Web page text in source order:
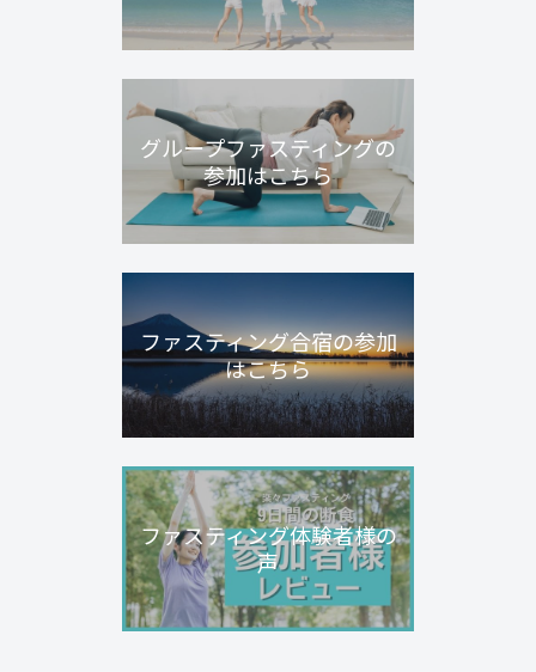
グループファスティングの
参加はこちら
ファスティング合宿の参加
はこちら
ファスティング体験者様の
声